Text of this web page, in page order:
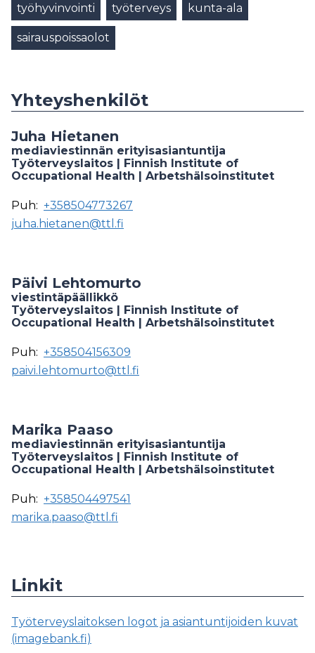
työhyvinvointi työterveys kunta-ala
sairauspoissaolot
Yhteyshenkilöt
Juha Hietanen
mediaviestinnän erityisasiantuntija
Työterveyslaitos | Finnish Institute of
Occupational Health | Arbetshälsoinstitutet
Puh: +358504773267
juha.hietanen@ttl.fi
Päivi Lehtomurto
viestintäpäällikkö
Työterveyslaitos | Finnish Institute of
Occupational Health | Arbetshälsoinstitutet
Puh: +358504156309
paivi.lehtomurto@ttl.fi
Marika Paaso
mediaviestinnän erityisasiantuntija
Työterveyslaitos | Finnish Institute of
Occupational Health | Arbetshälsoinstitutet
Puh: +358504497541
marika.paaso@ttl.fi
Linkit
Työterveyslaitoksen logot ja asiantuntijoiden kuvat
(imagebank.fi)